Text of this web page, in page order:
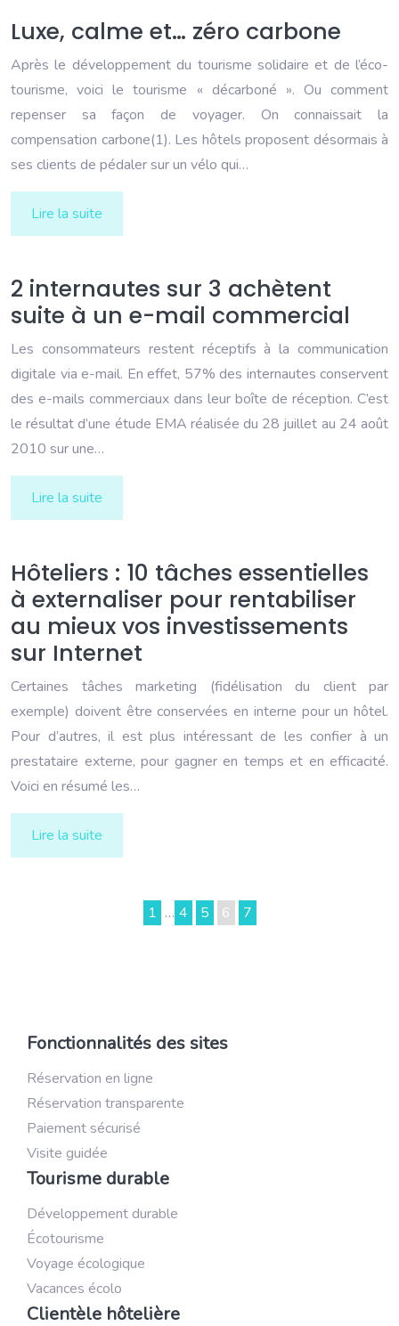
Luxe, calme et… zéro carbone
Après le développement du tourisme solidaire et de l’éco-
tourisme, voici le tourisme « décarboné ». Ou comment
repenser sa façon de voyager. On connaissait la
compensation carbone(1). Les hôtels proposent désormais à
ses clients de pédaler sur un vélo qui…
Lire la suite
2 internautes sur 3 achètent
suite à un e-mail commercial
Les consommateurs restent réceptifs à la communication
digitale via e-mail. En effet, 57% des internautes conservent
des e-mails commerciaux dans leur boîte de réception. C’est
le résultat d’une étude EMA réalisée du 28 juillet au 24 août
2010 sur une…
Lire la suite
Hôteliers : 10 tâches essentielles
à externaliser pour rentabiliser
au mieux vos investissements
sur Internet
Certaines tâches marketing (fidélisation du client par
exemple) doivent être conservées en interne pour un hôtel.
Pour d’autres, il est plus intéressant de les confier à un
prestataire externe, pour gagner en temps et en efficacité.
Voici en résumé les…
Lire la suite
1 … 4 5 6 7
Fonctionnalités des sites
Réservation en ligne
Réservation transparente
Paiement sécurisé
Visite guidée
Tourisme durable
Développement durable
Écotourisme
Voyage écologique
Vacances écolo
Clientèle hôtelière